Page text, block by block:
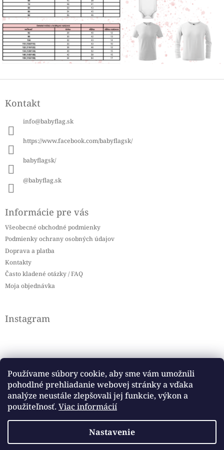
Používame súbory cookie, aby sme vám umožnili
pohodlné prehliadanie webovej stránky a vďaka
analýze neustále zlepšovali jej funkcie, výkon a
použiteľnosť. Viac informácií
Nastavenie
Z
pKontakt
info@babyflag.sk
https://www.facebook.com/babyflagsk/
babyflagsk/
@babyflag.sk
Informácie pre vás
Všeobecné obchodné podmienky
Podmienky ochrany osobných údajov
Doprava a platba
Kontakty
Často kladené otázky / FAQ
Moja objednávka
Instagram
Sledovať na Instagrame
Facebook